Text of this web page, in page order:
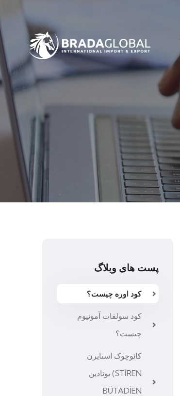
پست های وبلاگ
کود اوره چیست؟
کود سولفات آمونیوم
چیست؟
کائوچوک استایرن
بوتادین (STİREN
BÜTADİEN